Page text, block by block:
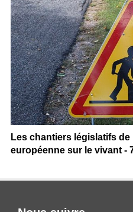
Les chantiers législatifs
européenne sur le vivant -